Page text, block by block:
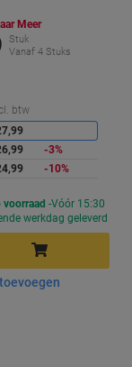
Meer
Stuk
Vanaf 4 Stuks
btw
-3%
-10%
voorraad Vóór 15:30
werkdag geleverd
winkelwagen